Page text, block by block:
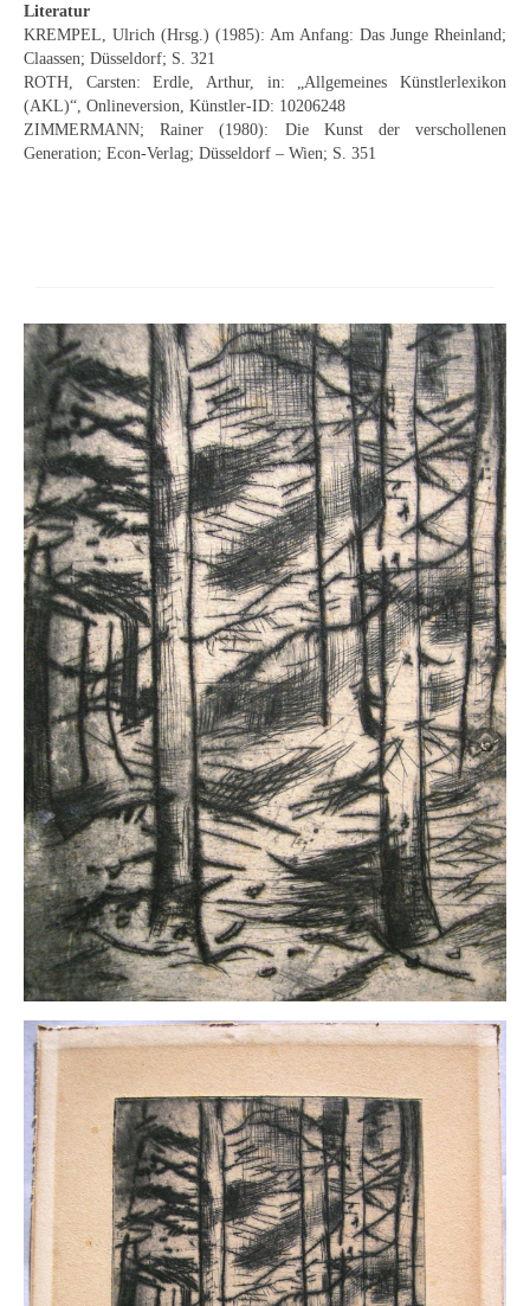
Neues
Tägliche Dosis Kunst
Themenflyer
Themenflyer: Trügerische Idyllen
Themenflyer: Richild Holt
Themenflyer: Ernst Geitlinger
Themenflyer: Michel Wagner
Weitere Themenflyer
Buchempfehlungen
Richild Holt – Farbe und Linie
Theodor Zeller (1900-1986) Maler und
Visionär
Walter Becker (1893-1984) Malerei und Grafik
Der Maler Richard Sprick (1901-1976)
Suche
Über Uns
Kontakt
Publikationsliste
Über Uns
Impressum
Datenschutz
AGB
Widerruf
Literatur
KREMPEL, Ulrich (Hrsg.) (1985): Am Anfang: Das Junge Rheinland;
Claassen; Düsseldorf; S. 321
ROTH, Carsten: Erdle, Arthur, in: „Allgemeines Künstlerlexikon
(AKL)“, Onlineversion, Künstler-ID: 10206248
ZIMMERMANN; Rainer (1980): Die Kunst der verschollenen
Generation; Econ-Verlag; Düsseldorf – Wien; S. 351